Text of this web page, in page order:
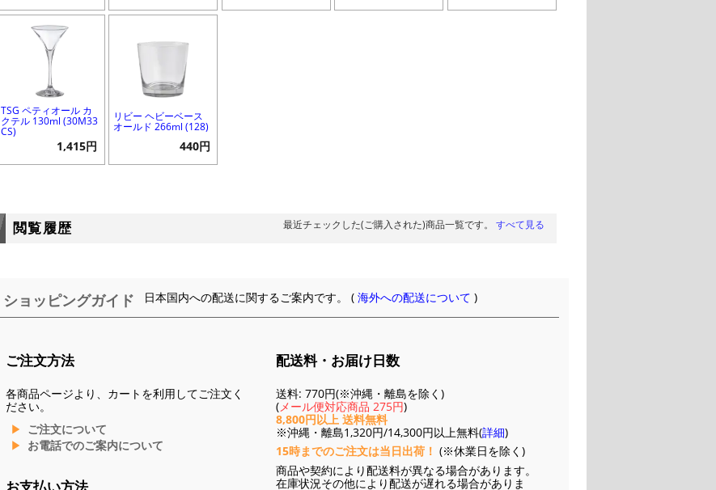
TSG ペティオール カ
クテル 130ml (30M33
CS)
1,415円
リビー ヘビーベース
オールド 266ml (128)
440円
閲覧履歴 最近チェックした(ご購入された)商品一覧です。 すべて見る
ショッピングガイド 日本国内への配送に関するご案内です。 (海外への配送について )
ご注文方法
各商品ページより、カートを利用してご注文く
ださい。
ご注文について
お電話でのご案内について
お支払い方法
配送料・お届け日数
送料: 770円(※沖縄・離島を除く)
(メール便対応商品 275円)
8,800円以上 送料無料
※沖縄・離島1,320円/14,300円以上無料(詳細)
15時までのご注文は当日出荷！ (※休業日を除く)
商品や契約により配送料が異なる場合があります。
在庫状況その他により配送が遅れる場合がありま